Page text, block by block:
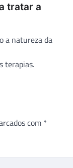
tratar a
a natureza da
terapias.
com *